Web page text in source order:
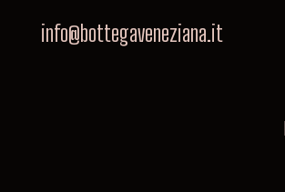
info@bottegaveneziana.it